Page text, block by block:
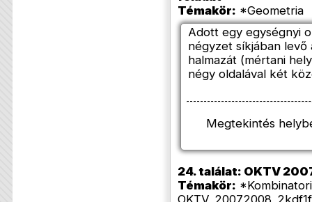
Témakör: *Geometria
Adott egy egységnyi
négyzet síkjában
halmazát (mértani
négy oldalával két
Megtekintés
24. találat: OKTV
Témakör: